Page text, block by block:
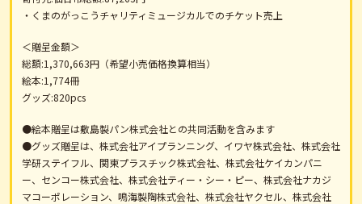
・くまのがっこうチャリティミュージカルでのチケット売上
＜贈呈金額＞
総額:1,370,663円（希望小売価格換算相当）
絵本:1,774冊
グッズ:820pcs
●絵本贈呈は敷島製パン株式会社との共同活動を含みます
●グッズ贈呈は、株式会社アイプランニング、イワヤ株式会社、株式会社
学研ステイフル、関東プラスチック株式会社、株式会社ケイカンパニ
ー、センコー株式会社、株式会社ティー・シー・ピー、株式会社ナカジ
マコーポレーション、鳴海製陶株式会社、株式会社ヤクセル、株式会社